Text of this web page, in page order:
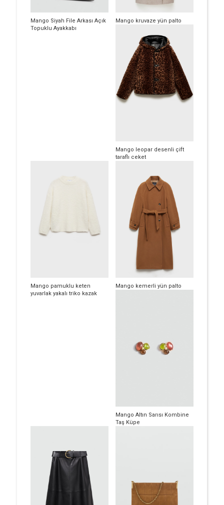
Mango Siyah File Arkası Açık
Topuklu Ayakkabı
Mango kruvaze yün palto
Mango leopar desenli çift
taraflı ceket
Mango pamuklu keten
yuvarlak yakalı triko kazak
Mango kemerli yün palto
Mango Altın Sarısı Kombine
Taş Küpe